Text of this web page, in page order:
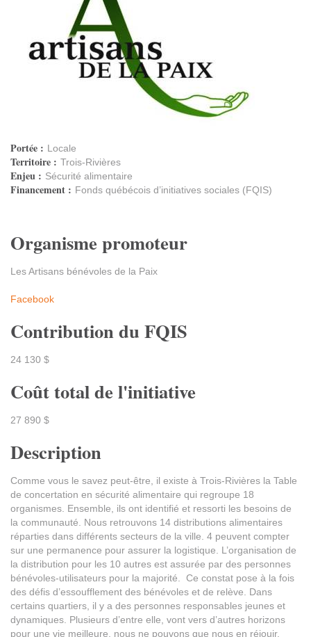
Portée : Locale
Territoire : Trois-Rivières
Enjeu : Sécurité alimentaire
Financement : Fonds québécois d’initiatives sociales (FQIS)
Organisme promoteur
Les Artisans bénévoles de la Paix
Facebook
Contribution du FQIS
24 130 $
Coût total de l'initiative
27 890 $
Description
Comme vous le savez peut-être, il existe à Trois-Rivières la Table
de concertation en sécurité alimentaire qui regroupe 18
organismes. Ensemble, ils ont identifié et ressorti les besoins de
la communauté. Nous retrouvons 14 distributions alimentaires
réparties dans différents secteurs de la ville. 4 peuvent compter
sur une permanence pour assurer la logistique. L’organisation de
la distribution pour les 10 autres est assurée par des personnes
bénévoles-utilisateurs pour la majorité. Ce constat pose à la fois
des défis d’essoufflement des bénévoles et de relève. Dans
certains quartiers, il y a des personnes responsables jeunes et
dynamiques. Plusieurs d’entre elle, vont vers d’autres horizons
pour une vie meilleure, nous ne pouvons que nous en réjouir.